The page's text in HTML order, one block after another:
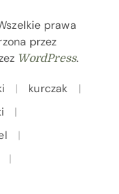
prawa
przez
WordPress.
kurczak